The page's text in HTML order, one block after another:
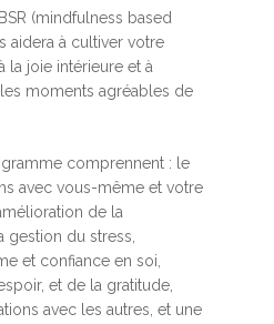
(mindfulness based
aidera à cultiver votre
la joie intérieure et à
moments agréables de
comprennent : le
avec vous-même et votre
de la
gestion du stress,
et confiance en soi,
et de la gratitude,
avec les autres, et une